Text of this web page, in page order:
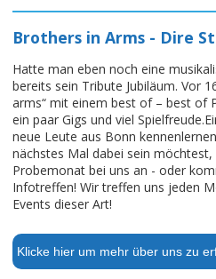
Brothers in Arms - Dire
Hatte man eben noch eine
bereits sein Tribute Jubiläum. Vor
arms“ mit einem best of – best of
ein paar Gigs und viel
neue Leute aus Bonn
nächstes Mal dabei sein
Probemonat bei uns an - oder
Infotreffen! Wir treffen uns jeden
Events dieser Art!
Klicke hier um mehr über uns zu